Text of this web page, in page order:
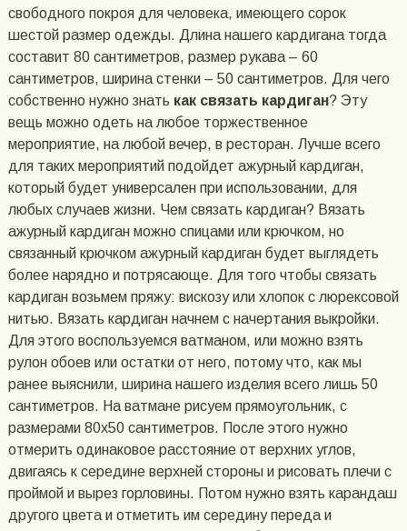
свободного покроя для человека, имеющего сорок
шестой размер одежды. Длина нашего кардигана тогда
составит 80 сантиметров, размер рукава – 60
сантиметров, ширина стенки – 50 сантиметров. Для чего
собственно нужно знать как связать кардиган? Эту
вещь можно одеть на любое торжественное
мероприятие, на любой вечер, в ресторан. Лучше всего
для таких мероприятий подойдет ажурный кардиган,
который будет универсален при использовании, для
любых случаев жизни. Чем связать кардиган? Вязать
ажурный кардиган можно спицами или крючком, но
связанный крючком ажурный кардиган будет выглядеть
более нарядно и потрясающе. Для того чтобы связать
кардиган возьмем пряжу: вискозу или хлопок с люрексовой
нитью. Вязать кардиган начнем с начертания выкройки.
Для этого воспользуемся ватманом, или можно взять
рулон обоев или остатки от него, потому что, как мы
ранее выяснили, ширина нашего изделия всего лишь 50
сантиметров. На ватмане рисуем прямоугольник, с
размерами 80х50 сантиметров. После этого нужно
отмерить одинаковое расстояние от верхних углов,
двигаясь к середине верхней стороны и рисовать плечи с
проймой и вырез горловины. Потом нужно взять карандаш
другого цвета и отметить им середину переда и